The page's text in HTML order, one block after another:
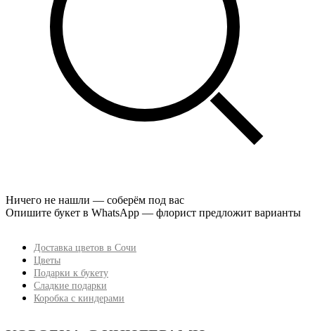
Ничего не нашли — соберём под вас
Опишите букет в WhatsApp — флорист предложит варианты
Доставка цветов в Сочи
Цветы
Подарки к букету
Сладкие подарки
Коробка с киндерами